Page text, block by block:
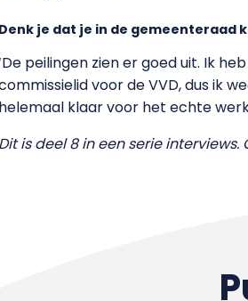
Denk je dat je in de gemeenteraad
peilingen zien er goed uit. Ik
voor de VVD, dus ik
helemaal klaar voor het echte werk
Dit is deel 8 in een serie interviews.